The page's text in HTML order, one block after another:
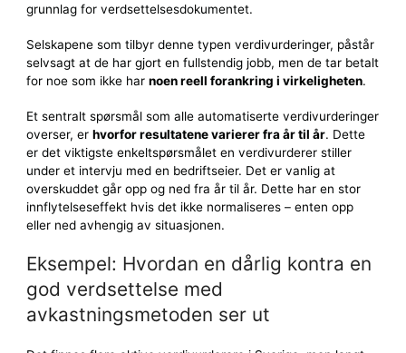
grunnlag for verdsettelsesdokumentet.
Selskapene som tilbyr denne typen verdivurderinger, påstår
selvsagt at de har gjort en fullstendig jobb, men de tar betalt
for noe som ikke har noen reell forankring i virkeligheten.
Et sentralt spørsmål som alle automatiserte verdivurderinger
overser, er hvorfor resultatene varierer fra år til år. Dette
er det viktigste enkeltspørsmålet en verdivurderer stiller
under et intervju med en bedriftseier. Det er vanlig at
overskuddet går opp og ned fra år til år. Dette har en stor
innflytelseseffekt hvis det ikke normaliseres – enten opp
eller ned avhengig av situasjonen.
Eksempel: Hvordan en dårlig kontra en
god verdsettelse med
avkastningsmetoden ser ut